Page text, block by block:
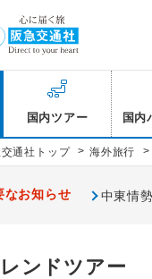
国内ツアー 国内
通社トップ > 海外旅行 >
なお知らせ 中東情
ンドツアー